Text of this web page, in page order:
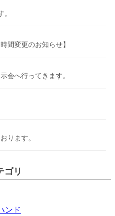
間変更のお知らせ】
会へ行ってきます。
ります。
ゴリ
ンド